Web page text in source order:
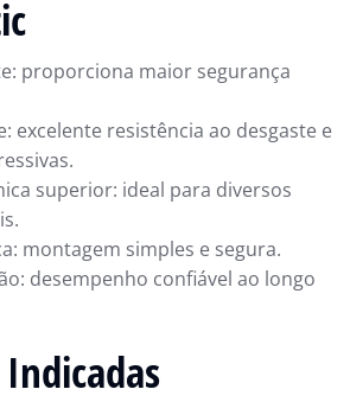
proporciona maior segurança
excelente resistência ao desgaste e
superior: ideal para diversos
montagem simples e segura.
desempenho confiável ao longo